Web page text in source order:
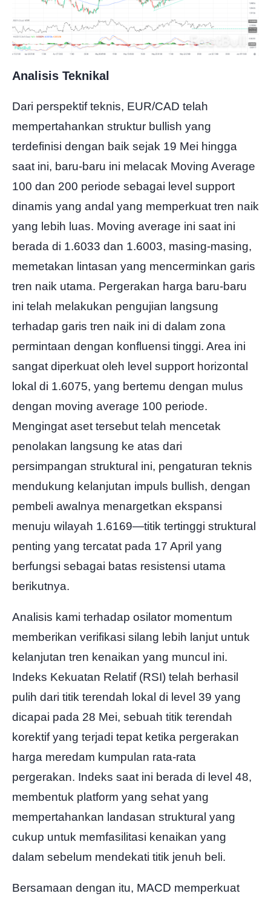
Analisis Teknikal
Dari perspektif teknis, EUR/CAD telah
mempertahankan struktur bullish yang
terdefinisi dengan baik sejak 19 Mei hingga
saat ini, baru-baru ini melacak Moving Average
100 dan 200 periode sebagai level support
dinamis yang andal yang memperkuat tren naik
yang lebih luas. Moving average ini saat ini
berada di 1.6033 dan 1.6003, masing-masing,
memetakan lintasan yang mencerminkan garis
tren naik utama. Pergerakan harga baru-baru
ini telah melakukan pengujian langsung
terhadap garis tren naik ini di dalam zona
permintaan dengan konfluensi tinggi. Area ini
sangat diperkuat oleh level support horizontal
lokal di 1.6075, yang bertemu dengan mulus
dengan moving average 100 periode.
Mengingat aset tersebut telah mencetak
penolakan langsung ke atas dari
persimpangan struktural ini, pengaturan teknis
mendukung kelanjutan impuls bullish, dengan
pembeli awalnya menargetkan ekspansi
menuju wilayah 1.6169—titik tertinggi struktural
penting yang tercatat pada 17 April yang
berfungsi sebagai batas resistensi utama
berikutnya.
Analisis kami terhadap osilator momentum
memberikan verifikasi silang lebih lanjut untuk
kelanjutan tren kenaikan yang muncul ini.
Indeks Kekuatan Relatif (RSI) telah berhasil
pulih dari titik terendah lokal di level 39 yang
dicapai pada 28 Mei, sebuah titik terendah
korektif yang terjadi tepat ketika pergerakan
harga meredam kumpulan rata-rata
pergerakan. Indeks saat ini berada di level 48,
membentuk platform yang sehat yang
mempertahankan landasan struktural yang
cukup untuk memfasilitasi kenaikan yang
dalam sebelum mendekati titik jenuh beli.
Bersamaan dengan itu, MACD memperkuat